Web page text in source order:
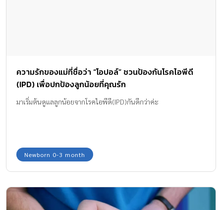
ความรักของแม่ที่ชื่อว่า “โอปอล์” ชวนป้องกันโรคไอพีดี
(IPD) เพื่อปกป้องลูกน้อยที่คุณรัก
มาเริ่มต้นดูแลลูกน้อยจากโรคไอพีดี(IPD)กันดีกว่าค่ะ
Newborn 0-3 month